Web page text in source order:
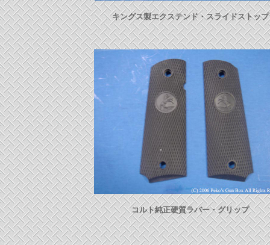
キングス製エクステンド・スライドストップ
コルト純正硬質ラバー・グリップ